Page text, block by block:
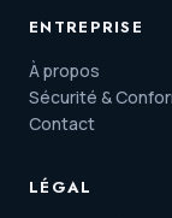
ENTREPRISE
À propos
Sécurité &
Contact
LÉGAL